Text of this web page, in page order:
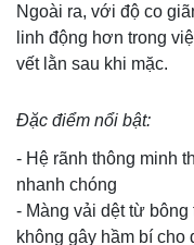
Ngoài ra, với độ co
linh động hơn trong
vết lằn sau khi mặc.
Đặc điểm nổi bật:
- Hệ rãnh thông minh
nhanh chóng
- Màng vải dệt từ
không gây hầm bí cho